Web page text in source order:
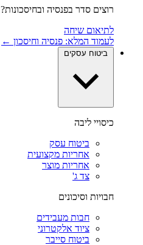
רוצים סדר בפנסיה ובחיסכונות?
לתיאום שיחה
לעמוד המלא: פנסיה וחיסכון ←
ביטוח עסקים
כיסויי ליבה
ביטוח עסק
אחריות מקצועית
אחריות מוצר
צד ג'
חבויות וסיכונים
חבות מעבידים
ציוד אלקטרוני
ביטוח סייבר